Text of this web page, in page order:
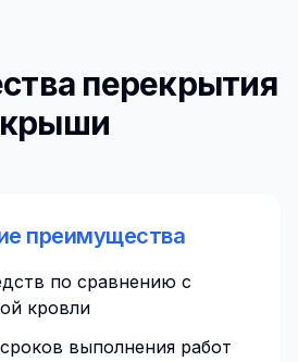
перекрытия
крыши
преимущества
по сравнению с
кровли
выполнения работ